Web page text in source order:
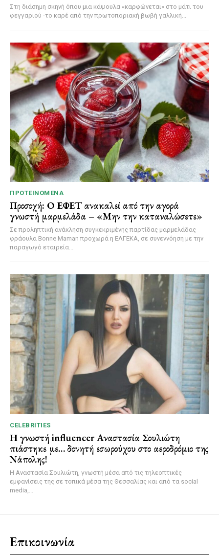
Στη διάσημη σκηνή όπου μια κάψουλα «καρφώνεται» στο μάτι του
φεγγαριού -το καρέ από την πρωτοποριακή βωβή γαλλική...
ΠΡΟΤΕΙΝΌΜΕΝΑ
Προσοχή: Ο ΕΦΕΤ ανακαλεί από την αγορά
γνωστή μαρμελάδα – «Μην την καταναλώσετε»
Σε προληπτική ανάκληση συγκεκριμένης παρτίδας μαρμελάδας
φράουλα Bonne Maman προχωρά η ΕΛΓΕΚΑ, σε συνεννόηση με την
παραγωγό εταιρεία...
CELEBRITIES
Η γνωστή influencer Αναστασία Σουλιώτη
πιάστηκε με… δονητή εσωρούχου στο αεροδρόμιο της
Νάπολης!
Η Αναστασία Σουλιώτη, γνωστή μέσα από τις τηλεοπτικές
εμφανίσεις της σε τοπικά μέσα της Θεσσαλίας και από τα social
media,...
Επικοινωνία